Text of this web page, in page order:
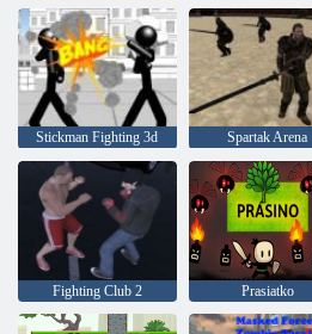
Stickman Fighting 3d Spartak Arena
Fighting Club 2 Prasiatko